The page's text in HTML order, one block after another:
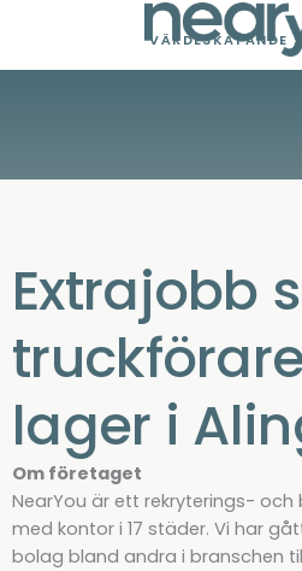
content
VÄRDESKAPANDE
Extrajobb
lager i
Om företaget
NearYou är ett rekryterings-
med kontor i 17 städer. Vi har
bolag bland andra i branschen